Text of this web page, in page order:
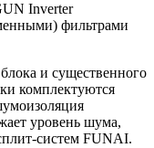
Inverter
фильтрами
и существенного
комплектуются
уровень шума,
систем FUNAI.